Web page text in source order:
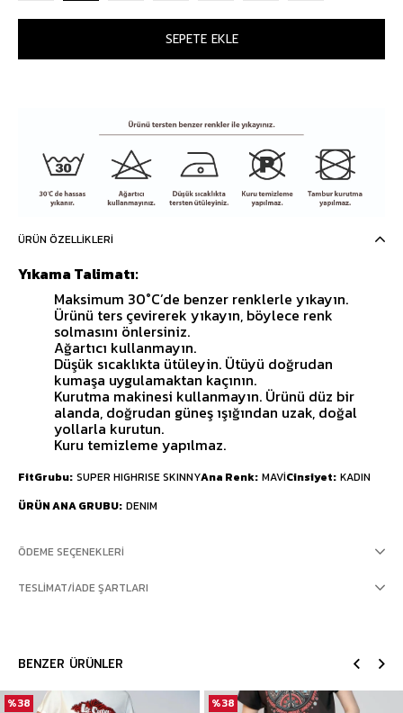
ÜRÜN ÖZELLIKLERI
Yıkama Talimatı:
Maksimum 30°C’de benzer renklerle yıkayın.
Ürünü ters çevirerek yıkayın, böylece renk
solmasını önlersiniz.
Ağartıcı kullanmayın.
Düşük sıcaklıkta ütüleyin. Ütüyü doğrudan
kumaşa uygulamaktan kaçının.
Kurutma makinesi kullanmayın. Ürünü düz bir
alanda, doğrudan güneş ışığından uzak, doğal
yollarla kurutun.
Kuru temizleme yapılmaz.
FitGrubu SUPER HIGHRISE SKINNYAna Renk MAVİCinsiyet KADIN
ÜRÜN ANA GRUBU DENIM
ÖDEME SEÇENEKLERI
TESLIMAT/İADE ŞARTLARI
BENZER ÜRÜNLER
%38 %38